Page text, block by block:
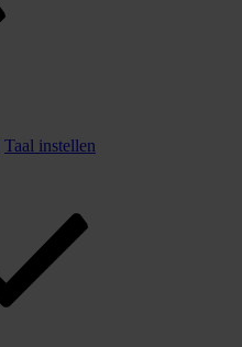
Taal instellen